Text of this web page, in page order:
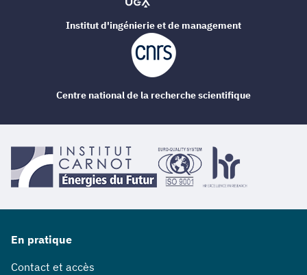
En pratique
Contact et accès
Institut d'ingénierie et de management
Centre national de la recherche scientifique